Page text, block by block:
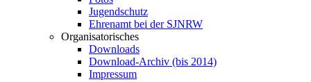
Jugendschutz
Ehrenamt bei der SJNRW
Organisatorisches
Downloads
Download-Archiv (bis 2014)
Impressum